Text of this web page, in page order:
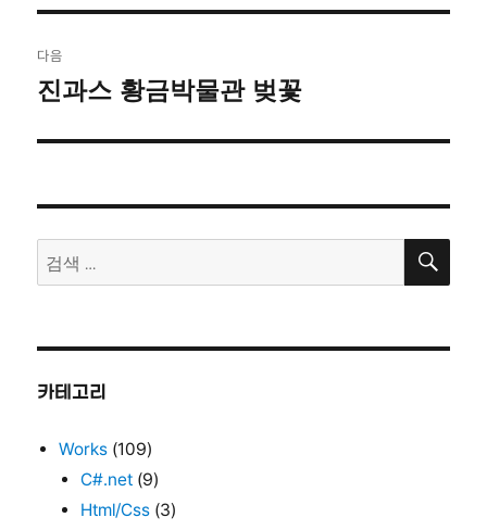
글:
다음
다
글:
진과스 황금박물관 벚꽃
색:
검
카테고리
Works (109)
C#.net (9)
Html/Css (3)